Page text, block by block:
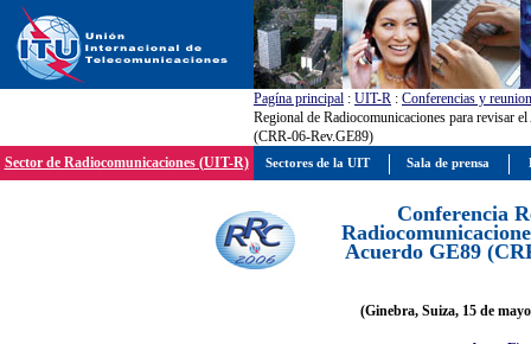
Pagína principal : UIT-R : Conferencias y
Regional de Radiocomunicaciones para revisar
(CRR-06-Rev.GE89)
Sector de Radiocomunicaciones (UIT-R)
Conferencia
Acuerdo GE89
(Ginebra, Suiza, 15 de
Sectores de la UIT Sala de prensa